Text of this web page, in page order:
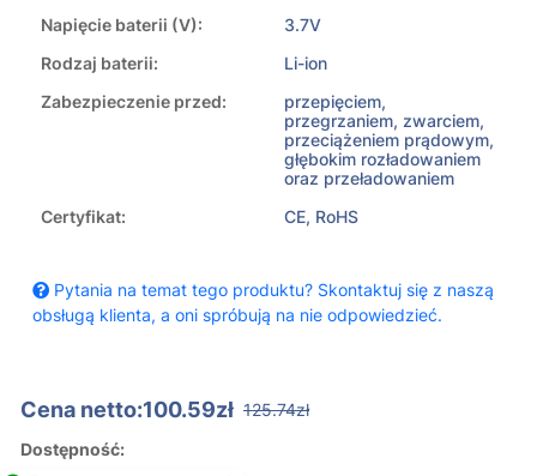
Napięcie baterii (V):
3.7V
Rodzaj baterii:
Li-ion
Zabezpieczenie przed:
przepięciem,
przegrzaniem, zwarciem,
przeciążeniem prądowym,
głębokim rozładowaniem
oraz przeładowaniem
Certyfikat:
CE, RoHS
Pytania na temat tego produktu? Skontaktuj się z naszą
obsługą klienta, a oni spróbują na nie odpowiedzieć.
Cena netto:100.59zł 125.74zł
Dostępność: